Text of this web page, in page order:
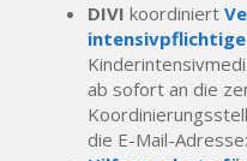
DIVI koordiniert
ab sofort an die
die E-Mail-